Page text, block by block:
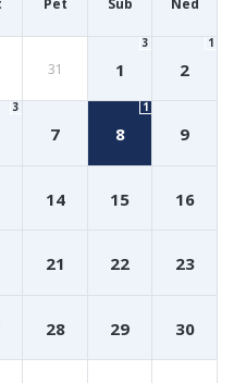
Pet Sub Ned
31 1
3
2
1
3
7 8
1
9
14 15 16
21 22 23
28 29 30